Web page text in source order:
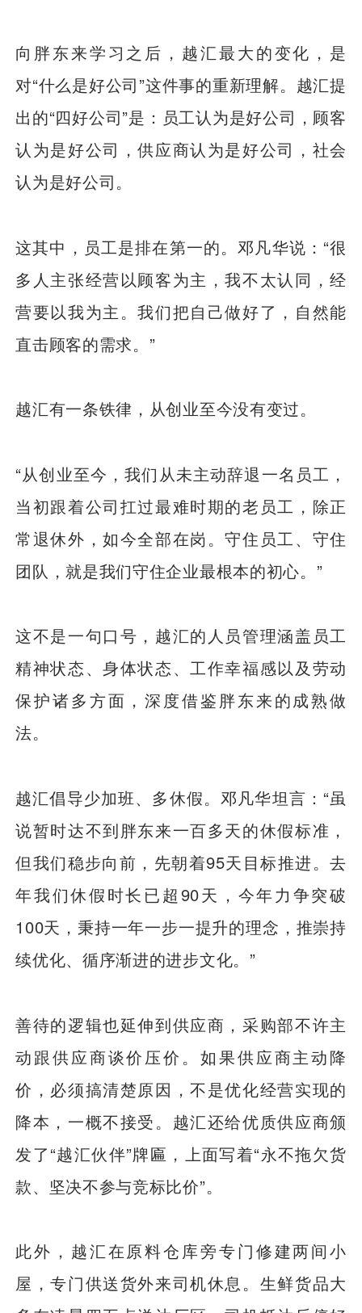
向胖东来学习之后，越汇最大的变化，是
对“什么是好公司”这件事的重新理解。越汇提
出的“四好公司”是：员工认为是好公司，顾客
认为是好公司，供应商认为是好公司，社会
认为是好公司。
这其中，员工是排在第一的。邓凡华说：“很
多人主张经营以顾客为主，我不太认同，经
营要以我为主。我们把自己做好了，自然能
直击顾客的需求。”
越汇有一条铁律，从创业至今没有变过。
“从创业至今，我们从未主动辞退一名员工，
当初跟着公司扛过最难时期的老员工，除正
常退休外，如今全部在岗。守住员工、守住
团队，就是我们守住企业最根本的初心。”
这不是一句口号，越汇的人员管理涵盖员工
精神状态、身体状态、工作幸福感以及劳动
保护诸多方面，深度借鉴胖东来的成熟做
法。
越汇倡导少加班、多休假。邓凡华坦言：“虽
说暂时达不到胖东来一百多天的休假标准，
但我们稳步向前，先朝着95天目标推进。去
年我们休假时长已超90天，今年力争突破
100天，秉持一年一步一提升的理念，推崇持
续优化、循序渐进的进步文化。”
善待的逻辑也延伸到供应商，采购部不许主
动跟供应商谈价压价。如果供应商主动降
价，必须搞清楚原因，不是优化经营实现的
降本，一概不接受。越汇还给优质供应商颁
发了“越汇伙伴”牌匾，上面写着“永不拖欠货
款、坚决不参与竞标比价”。
此外，越汇在原料仓库旁专门修建两间小
屋，专门供送货外来司机休息。生鲜货品大